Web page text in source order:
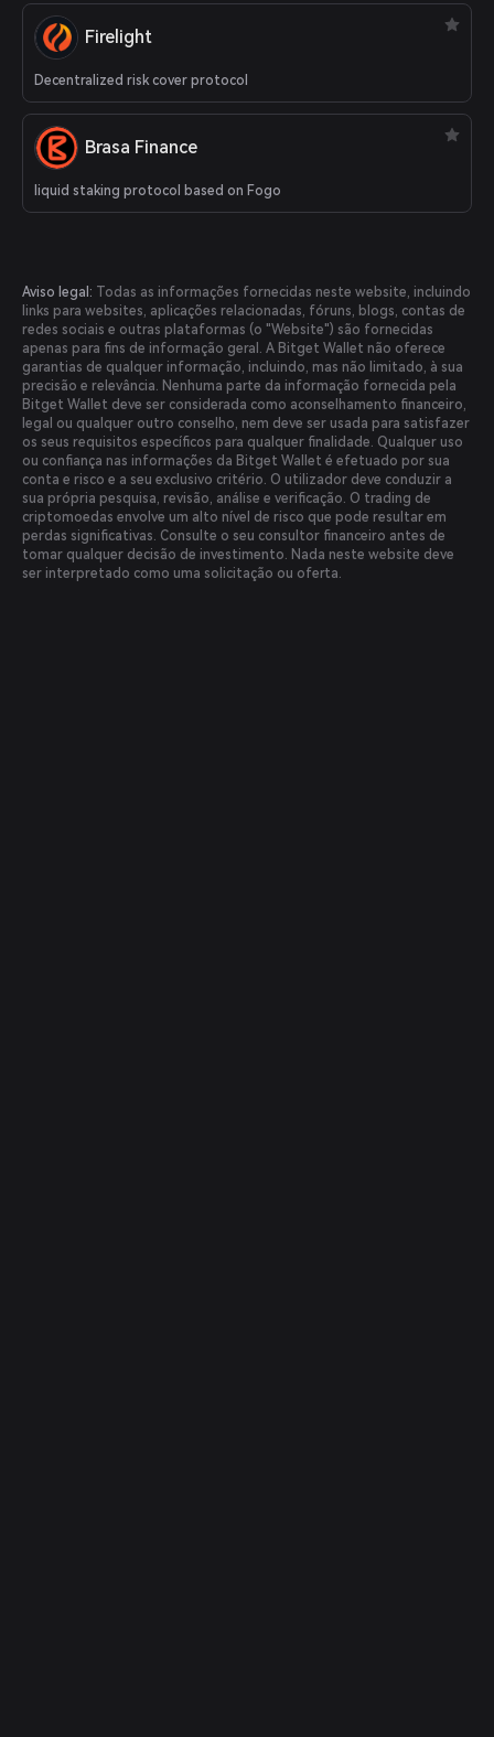
Firelight
Decentralized risk cover protocol
Brasa Finance
liquid staking protocol based on Fogo
Aviso legal:
Todas as informações fornecidas neste website, incluindo
links para websites, aplicações relacionadas, fóruns, blogs, contas de
redes sociais e outras plataformas (o "Website") são fornecidas
apenas para fins de informação geral. A Bitget Wallet não oferece
garantias de qualquer informação, incluindo, mas não limitado, à sua
precisão e relevância. Nenhuma parte da informação fornecida pela
Bitget Wallet deve ser considerada como aconselhamento financeiro,
legal ou qualquer outro conselho, nem deve ser usada para satisfazer
os seus requisitos específicos para qualquer finalidade. Qualquer uso
ou confiança nas informações da Bitget Wallet é efetuado por sua
conta e risco e a seu exclusivo critério. O utilizador deve conduzir a
sua própria pesquisa, revisão, análise e verificação. O trading de
criptomoedas envolve um alto nível de risco que pode resultar em
perdas significativas. Consulte o seu consultor financeiro antes de
tomar qualquer decisão de investimento. Nada neste website deve
ser interpretado como uma solicitação ou oferta.